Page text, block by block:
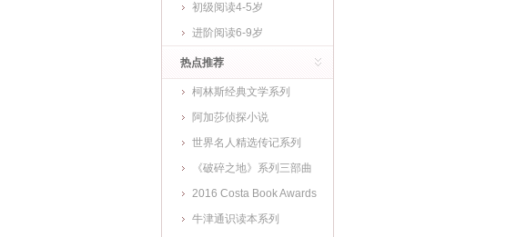
初级阅读4-5岁
进阶阅读6-9岁
热点推荐
柯林斯经典文学系列
阿加莎侦探小说
世界名人精选传记系列
《破碎之地》系列三部曲
2016 Costa Book Awards
牛津通识读本系列